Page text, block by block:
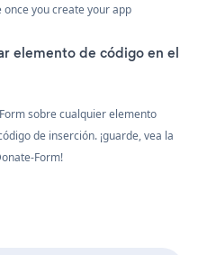
once you create your app
elemento de código en el
sobre cualquier elemento
de inserción. ¡guarde, vea la
Form!